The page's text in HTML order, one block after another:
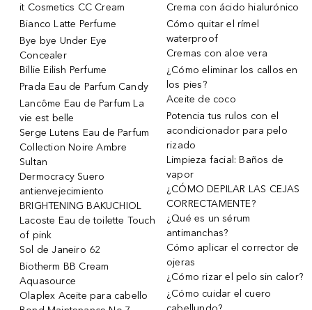
it Cosmetics CC Cream
Bianco Latte Perfume
Bye bye Under Eye
Concealer
Billie Eilish Perfume
Prada Eau de Parfum Candy
Lancôme Eau de Parfum La
vie est belle
Serge Lutens Eau de Parfum
Collection Noire Ambre
Sultan
Dermocracy Suero
antienvejecimiento
BRIGHTENING BAKUCHIOL
Lacoste Eau de toilette Touch
of pink
Sol de Janeiro 62
Biotherm BB Cream
Aquasource
Olaplex Aceite para cabello
Crema con ácido hialurónico
Cómo quitar el rímel
waterproof
Cremas con aloe vera
¿Cómo eliminar los callos en
los pies?
Aceite de coco
Potencia tus rulos con el
acondicionador para pelo
rizado
Limpieza facial: Baños de
vapor
¿CÓMO DEPILAR LAS CEJAS
CORRECTAMENTE?
¿Qué es un sérum
antimanchas?
Cómo aplicar el corrector de
ojeras
¿Cómo rizar el pelo sin calor?
¿Cómo cuidar el cuero